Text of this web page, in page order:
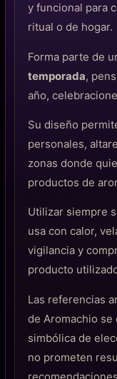
y funcional para
ritual o de hogar.
Forma parte de
temporada,
año,
Su diseño
personales,
zonas donde
productos de
Utilizar siempre
usa con calor,
vigilancia y
producto
Las referencias
de Aromachio se
simbólica de
no prometen